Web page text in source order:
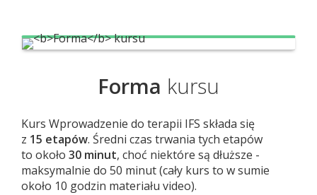
Forma kursu
Kurs Wprowadzenie do terapii IFS składa się
z 15 etapów. Średni czas trwania tych etapów
to około 30 minut, choć niektóre są dłuższe -
maksymalnie do 50 minut (cały kurs to w sumie
około 10 godzin materiału video).